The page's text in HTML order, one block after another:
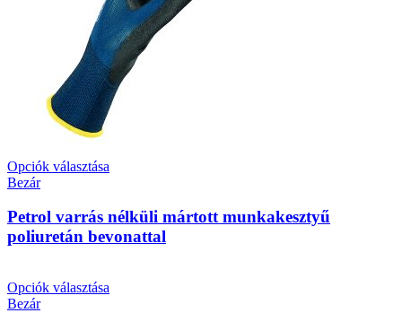
Opciók választása
Bezár
Petrol varrás nélküli mártott munkakesztyű
poliuretán bevonattal
Opciók választása
Bezár